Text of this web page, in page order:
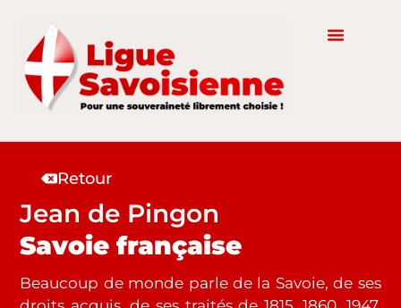
Retour
Jean de Pingon
Savoie française
Beaucoup de monde parle de la Savoie, de ses